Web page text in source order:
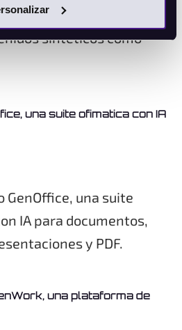
chatbots y
sintéticos como
una suite ofimatica con IA
GenOffice, una suite
IA para documentos,
y PDF.
una plataforma de